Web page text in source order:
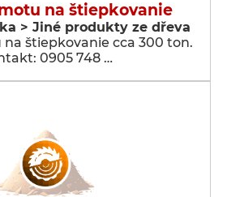
na štiepkovanie
> Jiné produkty ze dřeva
štiepkovanie cca 300 ton.
0905 748 …